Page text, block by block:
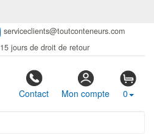
serviceclients@toutconteneurs.com
15 jours de droit de retour
Contact Mon compte 0